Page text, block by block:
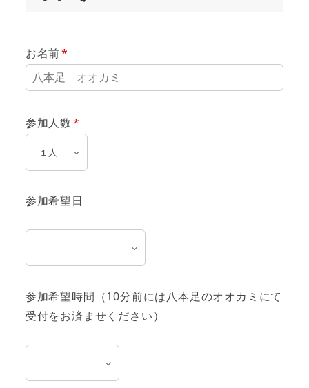
お名前
参加人数
参加希望日
参加希望時間（10分前には八本足のオオカミにて
受付をお済ませください）